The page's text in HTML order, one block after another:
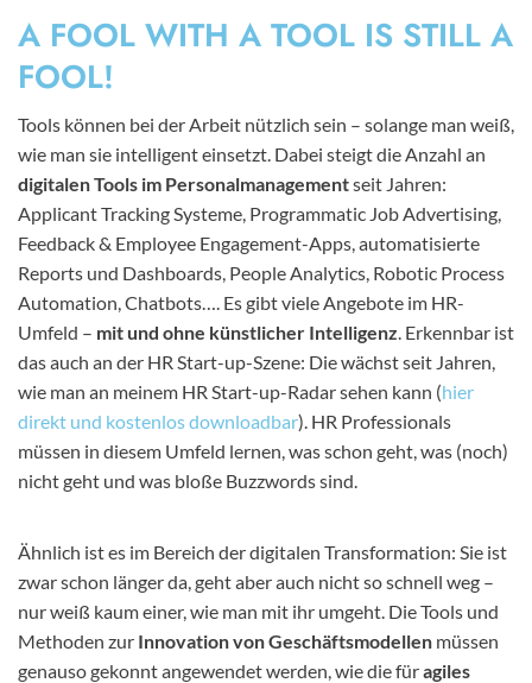
A FOOL WITH A TOOL IS STILL A
FOOL!
Tools können bei der Arbeit nützlich sein – solange man weiß,
wie man sie intelligent einsetzt. Dabei steigt die Anzahl an
digitalen Tools im Personalmanagementseit Jahren:
Applicant Tracking Systeme, Programmatic Job Advertising,
Feedback & Employee Engagement-Apps, automatisierte
Reports und Dashboards, People Analytics, Robotic Process
Automation, Chatbots…. Es gibt viele Angebote im HR-
Umfeld – mit und ohne künstlicher Intelligenz. Erkennbar ist
das auch an der HR Start-up-Szene: Die wächst seit Jahren,
wie man an meinem HR Start-up-Radar sehen kann (hier
direkt und kostenlos downloadbar). HR Professionals
müssen in diesem Umfeld lernen, was schon geht, was (noch)
nicht geht und was bloße Buzzwords sind.
Ähnlich ist es im Bereich der digitalen Transformation: Sie ist
zwar schon länger da, geht aber auch nicht so schnell weg –
nur weiß kaum einer, wie man mit ihr umgeht. Die Tools und
Methoden zur Innovation von Geschäftsmodellen müssen
genauso gekonnt angewendet werden, wie die füragiles